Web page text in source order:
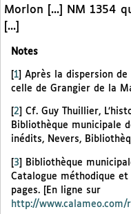
Morlon [...] NM 1354
[...]
Notes
[1] Après la dispersion
celle de Grangier de la
2
Cf. Guy Thuillier,
Bibliothèque municipale
inédits, Nevers,
[3]
Bibliothèque
Catalogue méthodique et
pages. [En ligne sur
http://www.calameo.com/